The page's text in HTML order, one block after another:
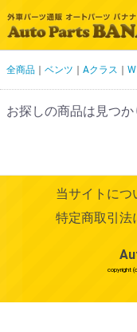
全商品 ベンツ Aクラス
お探しの商品は見つか
当サイトにつ
特定商取引法
copyright